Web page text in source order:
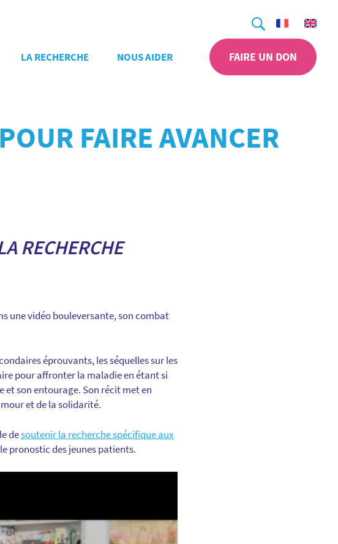
Recherche
LA RECHERCHE NOUS AIDER FAIRE UN DON
FAIRE AVANCER
RECHERCHE
une vidéo bouleversante, son combat
éprouvants, les séquelles sur les
pour affronter la maladie en étant si
et son entourage. Son récit met en
et de la solidarité.
desoutenir la recherche spécifique aux
pronostic des jeunes patients.